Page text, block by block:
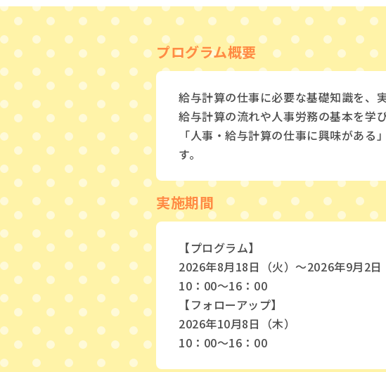
プログラム概要
給与計算の仕事に必要な基礎知識を、
給与計算の流れや人事労務の基本を学
「人事・給与計算の仕事に興味があ
す。
実施期間
【プログラム】
2026年8月18日（火）〜2026年9月2日
10：00〜16：00
【フォローアップ】
2026年10月8日（木）
10：00〜16：00